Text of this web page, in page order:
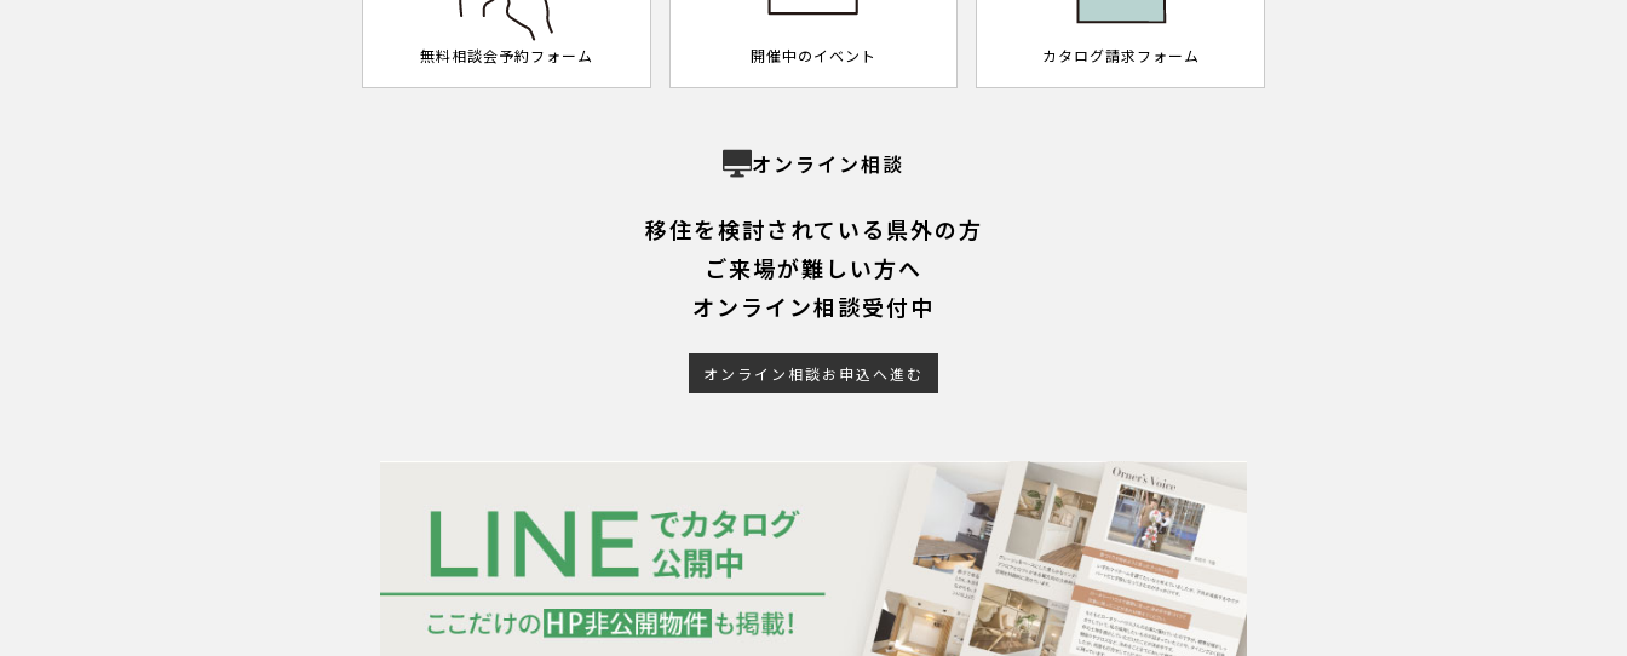
無料相談会予約フォーム 開催中のイベント カタログ請求フォーム
オンライン相談
移住を検討されている県外の方
ご来場が難しい方へ
オンライン相談受付中
オンライン相談お申込へ進む